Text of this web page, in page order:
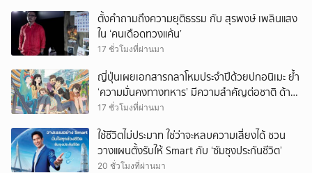
ตั้งคำถามถึงความยุติธรรม กับ สุรพงษ์ เพลินแสง
ใน ‘คนเดือดทวงแค้น’
17 ชั่วโมงที่ผ่านมา
ญี่ปุ่นเผยเอกสารกลาโหมประจำปีด้วยปกอนิเมะ ย้ำ
‘ความมั่นคงทางทหาร’ มีความสำคัญต่อชาติ ด้าน
จีนเตือน ขออย่าซ้ำรอยประวัติศาสตร์
17 ชั่วโมงที่ผ่านมา
ใช้ชีวิตไม่ประมาท ใช่ว่าจะหลบความเสี่ยงได้ ชวน
วางแผนตั้งรับให้ Smart กับ ‘ซัมซุงประกันชีวิต’
20 ชั่วโมงที่ผ่านมา